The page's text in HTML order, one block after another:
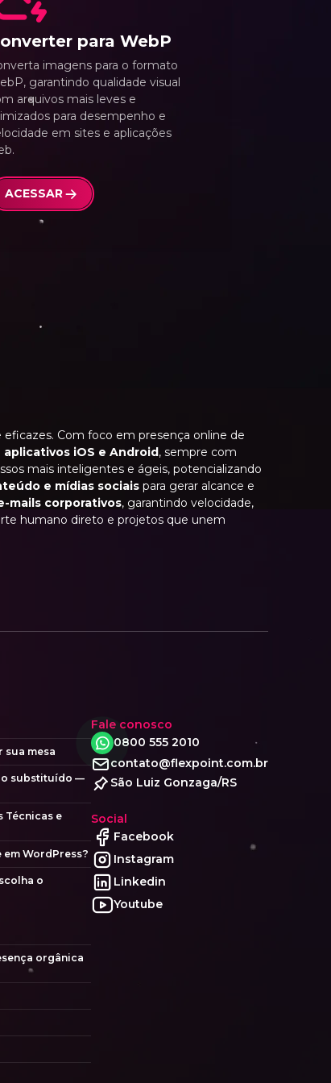
para WebP
imagens para o formato
garantindo qualidade visual
arquivos mais leves e
para desempenho e
em sites e aplicações
ACESSAR
Com foco em presença online de
aplicativos iOS e Android, sempre com
mais inteligentes e ágeis, potencializando
e mídias sociais para gerar alcance e
mails corporativos, garantindo velocidade,
humano direto e projetos que unem
sua mesa
substituído —
Técnicas e
WordPress?
o
orgânica
Fale conosco
0800 555 2010
contato@flexpoint.com.br
São Luiz Gonzaga/RS
Social
Facebook
Instagram
Linkedin
Youtube